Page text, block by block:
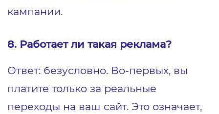
кампании.
8. Работает ли такая реклама?
Ответ: безусловно. Во-первых, вы
платите только за реальные
переходы на ваш сайт. Это означает,